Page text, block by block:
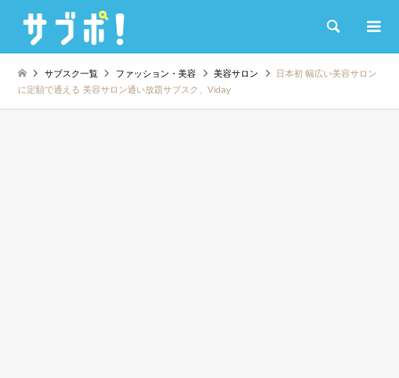
検索
サブスク一覧 ファッション・美容 美容サロン
日本初 幅広い美容サロン
に定額で通える 美容サロン通い放題サブスク、Viday